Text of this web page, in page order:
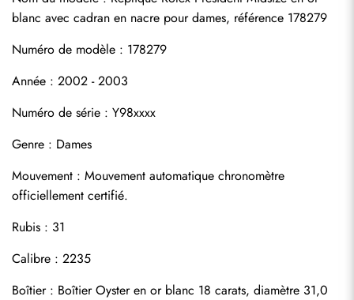
blanc avec cadran en nacre pour dames, référence 178279
Numéro de modèle : 178279
Année : 2002 - 2003
Numéro de série : Y98xxxx
Genre : Dames
Mouvement : Mouvement automatique chronomètre
officiellement certifié.
Rubis : 31
Calibre : 2235
Boîtier : Boîtier Oyster en or blanc 18 carats, diamètre 31,0